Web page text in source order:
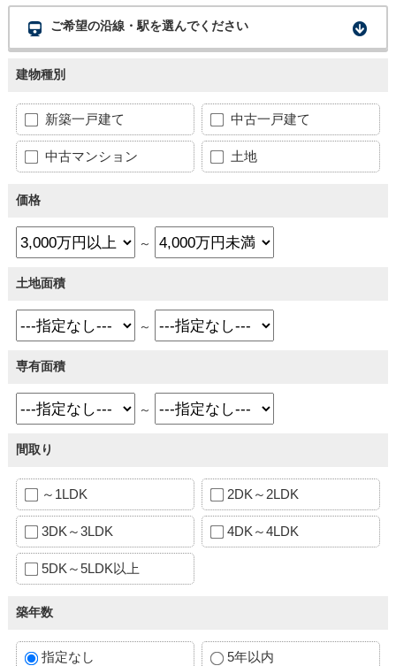
ご希望の沿線・駅を選んでください
建物種別
新築一戸建て 中古一戸建て
中古マンション 土地
価格
～
土地面積
～
専有面積
～
間取り
～1LDK 2DK～2LDK
3DK～3LDK 4DK～4LDK
5DK～5LDK以上
築年数
指定なし 5年以内